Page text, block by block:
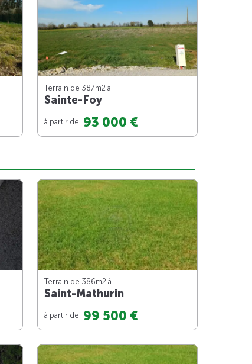
Terrain de 387m2 à
Sainte-Foy
à partir de 93 000 €
Terrain de 386m2 à
Saint-Mathurin
à partir de 99 500 €